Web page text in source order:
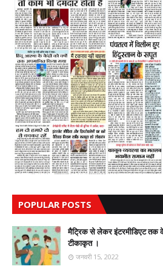
POPULAR POSTS
मैट्रिक से लेकर इंटरमीडिएट तक के
टीकाकृत ।
जनवरी 15, 2022